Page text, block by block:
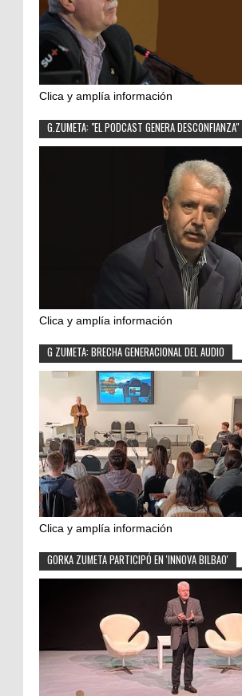
Clica y amplía información
G.ZUMETA: "EL PODCAST GENERA DESCONFIANZA"
Clica y amplía información
G ZUMETA: BRECHA GENERACIONAL DEL AUDIO
Clica y amplía información
GORKA ZUMETA PARTICIPÓ EN 'INNOVA BILBAO'